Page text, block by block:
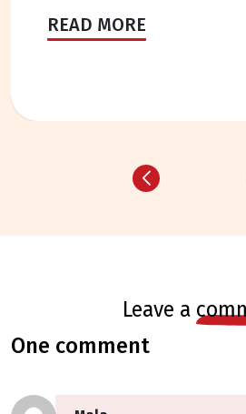
READ MORE
leave a
one comment